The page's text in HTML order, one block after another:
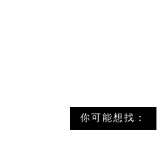
你可能想找：